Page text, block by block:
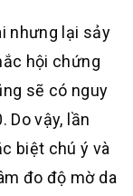
nhưng lại sảy
hội chứng
sẽ có nguy
Do vậy, lần
biệt chú ý và
đo độ mờ da